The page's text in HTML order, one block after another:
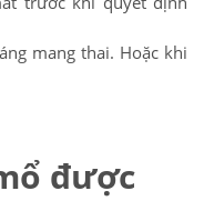
mang thai. Hoặc khi
được